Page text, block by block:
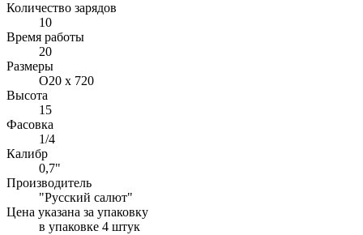
Количество зарядов
10
Время работы
20
Размеры
O20 х 720
Высота
15
Фасовка
1/4
Калибр
0,7"
Производитель
"Русский салют"
Цена указана за упаковку
в упаковке 4 штук